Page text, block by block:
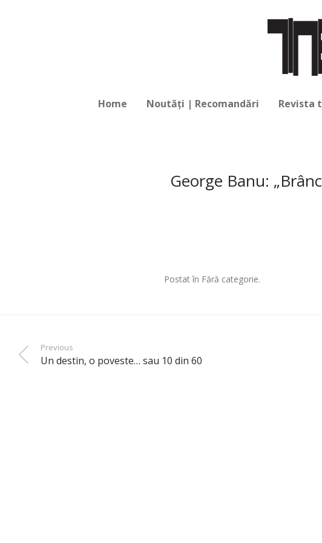
Home Noutăți | Recomandări Revista
George Banu:
Postat în Fără categorie.
Previous
Un destin, o poveste… sau 10 din 60